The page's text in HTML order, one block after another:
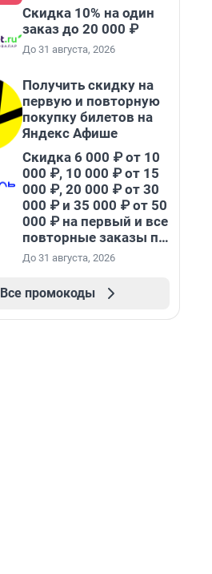
Скидка 10% на один
заказ до 20 000 ₽
До 31 августа, 2026
Получить скидку на
первую и повторную
покупку билетов на
Яндекс Афише
Скидка 6 000 ₽ от 10
000 ₽, 10 000 ₽ от 15
000 ₽, 20 000 ₽ от 30
000 ₽ и 35 000 ₽ от 50
000 ₽ на первый и все
повторные заказы по
промокоду НАБЕРИ
До 31 августа, 2026
Все промокоды